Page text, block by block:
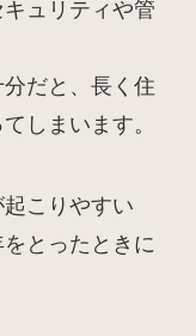
ュリティや管
だと、長く住
しまいます。
こりやすい
とったときに